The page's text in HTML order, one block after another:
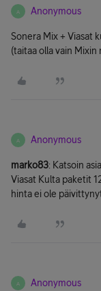
A Anonymous
Sonera Mix + Viasat
(taitaa olla vain Mixin
A Anonymous
marko83: Katsoin
Viasat Kulta paketit
hinta ei ole
A Anonymous